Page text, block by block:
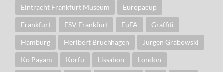
Eintracht Frankfurt Museum Europacup
Frankfurt FSV Frankfurt FuFA Graffiti
Hamburg Heribert Bruchhagen Jürgen Grabowski
Ko Payam Korfu Lissabon London